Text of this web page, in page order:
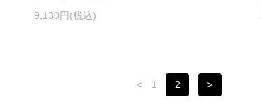
9,130円(税込)
< 1 2 >